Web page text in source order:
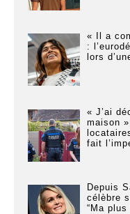
« Il a
:
lors
« J’ai
maison
fait
Depuis
célèbre
“Ma